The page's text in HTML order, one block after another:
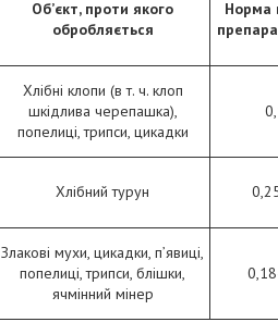
Об’єкт, проти якого
обробляється
Норма
Хлібні клопи (в т. ч. клоп
шкідлива черепашка),
попелиці, трипси, цикадки
Хлібний турун
Злакові мухи, цикадки, п’явиці,
попелиці, трипси, блішки,
ячмінний мінер